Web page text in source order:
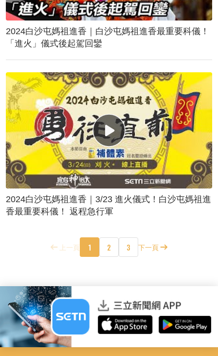
2024白沙屯媽祖進香｜白沙屯媽祖進香最重要科儀！
「進火」儀式後起駕回鑾
2024白沙屯媽祖進香｜3/23 進火儀式！白沙屯媽祖進
香最重要科儀！ 返程急行軍
上一頁 1 2 3 下一頁